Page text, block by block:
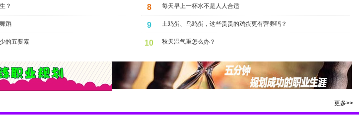
？
蹈
的五要素
8 每天早上一杯水不是人人合适
9 土鸡蛋、乌鸡蛋，这些贵贵的鸡蛋更有营养吗？
10 秋天湿气重怎么办？
更多>>